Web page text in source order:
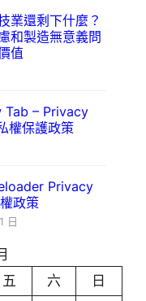
業還剩下什麼？
和製造無意義問
值
Tab – Privacy
權保護政策
Privacy
政策
日
五 六
日